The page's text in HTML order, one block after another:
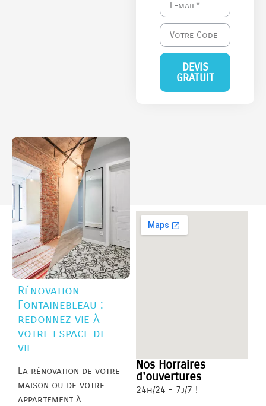
DEVIS
GRATUIT
Rénovation
Fontainebleau :
redonnez vie à
votre espace de
vie
La rénovation de votre
maison ou de votre
appartement à
Nos Horraires
d'ouvertures
24h/24 - 7j/7 !